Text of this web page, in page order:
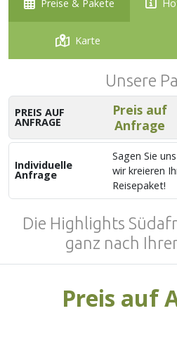
Preise & Pakete
Karte
Unsere
PREIS AUF
ANFRAGE
Preis auf
Anfrage
Individuelle
Anfrage
Sagen Sie
wir kreieren
Reisepaket!
Die Highlights
ganz nach
Preis auf